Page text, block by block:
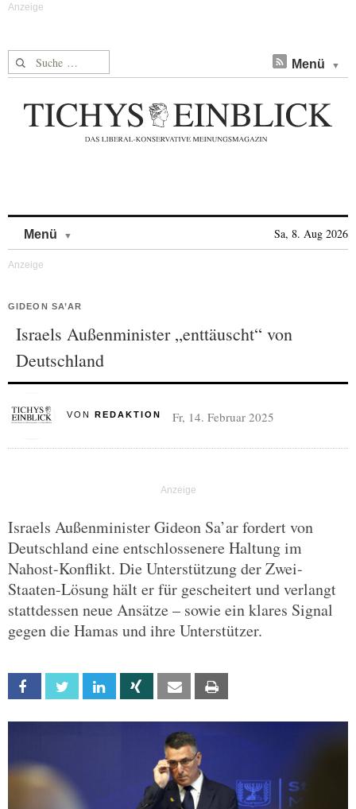
Suche nach: Menü
Menü Sa, 8. Aug 2026
GIDEON SA’AR
Israels Außenminister „enttäuscht“ von
Deutschland
VON REDAKTION Fr, 14. Februar 2025
Israels Außenminister Gideon Sa’ar fordert von
Deutschland eine entschlossenere Haltung im
Nahost-Konflikt. Die Unterstützung der Zwei-
Staaten-Lösung hält er für gescheitert und verlangt
stattdessen neue Ansätze – sowie ein klares Signal
gegen die Hamas und ihre Unterstützer.
Facebook Twitter Linkedin Xing Email